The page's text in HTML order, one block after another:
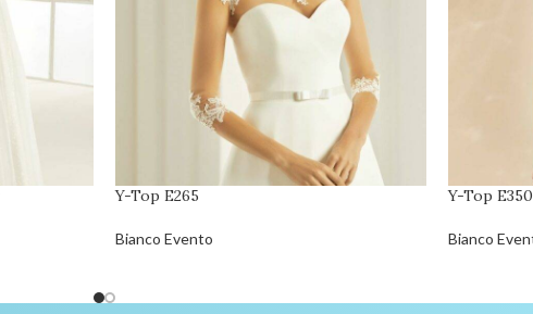
Y-Top E265
Bianco Evento
Y-Top E350
Bianco